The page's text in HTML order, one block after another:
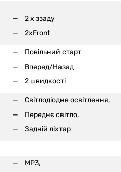
2 x ззаду
2xFront
Повільний старт
Вперед/Назад
2 швидкості
Світлодіодне освітлення,
Переднє світло,
Задній ліхтар
MP3,